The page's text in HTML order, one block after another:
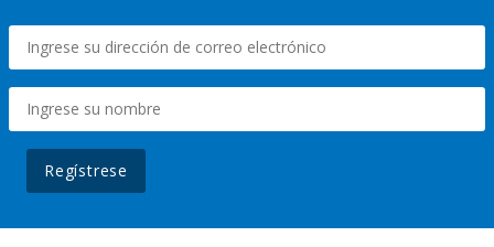
Regístrese